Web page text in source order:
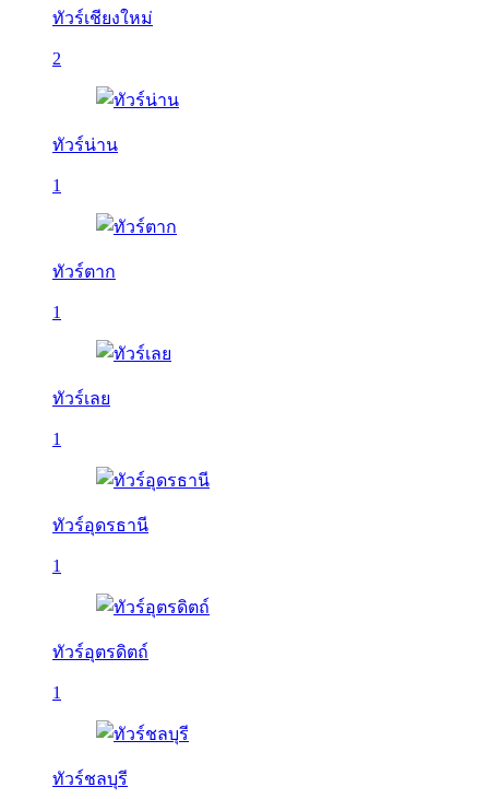
ทัวร์เชียงใหม่
2
ทัวร์น่าน
1
ทัวร์ตาก
1
ทัวร์เลย
1
ทัวร์อุดรธานี
1
ทัวร์อุตรดิตถ์
1
ทัวร์ชลบุรี